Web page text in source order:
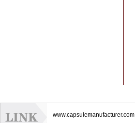
www.capsulemanufacturer.com